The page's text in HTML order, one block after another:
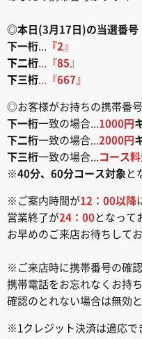
◎本日(3月17日)の当選番号
下一桁... 『2 』
下二桁...『85 』
下三桁...『667 』
◎お客様がお持ちの携帯番
下一桁一致の場合...1000円
下二桁一致の場合...2000円
下三桁一致の場合... コース
※40分、60分コース対象 と
※ご案内時間が12：00以降
営業終了が24：00となって
お早めのご来店お待ちしてお
※ご来店時に携帯番号の確
携帯電話をお忘れなくお持ち
確認のとれない場合は無効と
※1クレジット決済は適応で